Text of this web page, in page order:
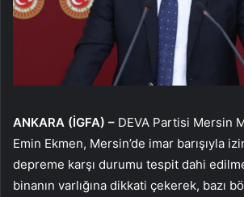
ANKARA (İGFA) – DEVA Partisi Mersin
Emin Ekmen, Mersin’de imar barışıyla
depreme karşı durumu tespit dahi
binanın varlığına dikkati çekerek, bazı